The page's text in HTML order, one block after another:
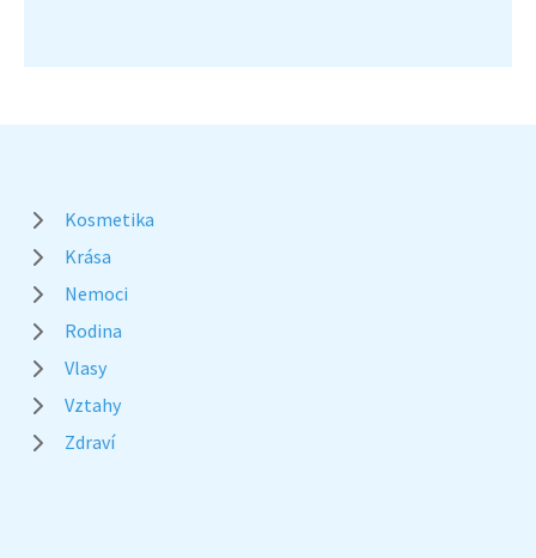
Kosmetika
Krása
Nemoci
Rodina
Vlasy
Vztahy
Zdraví